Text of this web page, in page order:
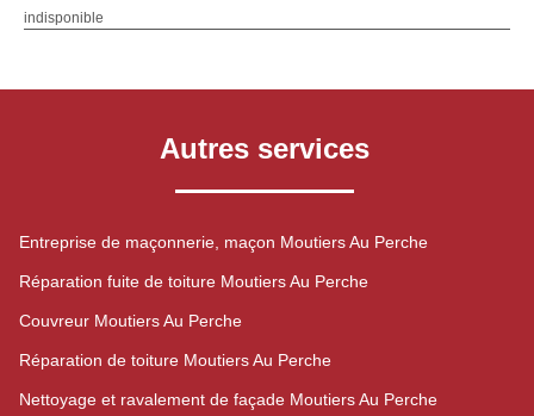
indisponible
Autres services
Entreprise de maçonnerie, maçon Moutiers Au Perche
Réparation fuite de toiture Moutiers Au Perche
Couvreur Moutiers Au Perche
Réparation de toiture Moutiers Au Perche
Nettoyage et ravalement de façade Moutiers Au Perche